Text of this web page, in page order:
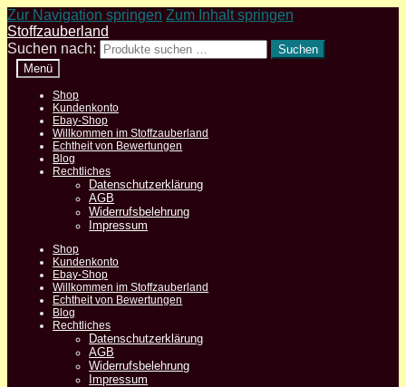
Zur Navigation springen Zum Inhalt springen
Stoffzauberland
Suchen nach:
Suchen
Menü
Shop
Kundenkonto
Ebay-Shop
Willkommen im Stoffzauberland
Echtheit von Bewertungen
Blog
Rechtliches
Datenschutzerklärung
AGB
Widerrufsbelehrung
Impressum
Shop
Kundenkonto
Ebay-Shop
Willkommen im Stoffzauberland
Echtheit von Bewertungen
Blog
Rechtliches
Datenschutzerklärung
AGB
Widerrufsbelehrung
Impressum